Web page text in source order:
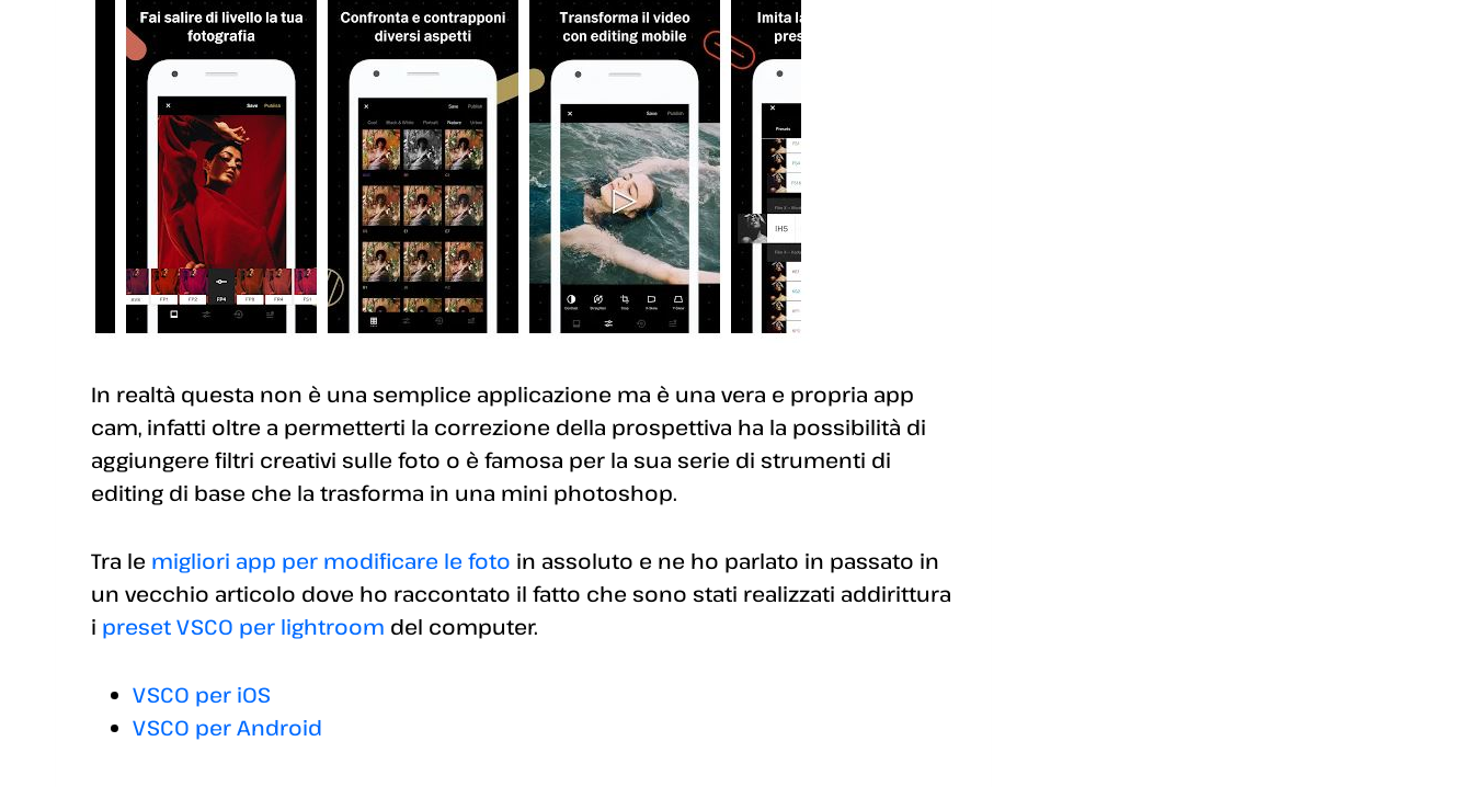
In realtà questa non è una semplice applicazione ma è una vera e propria app
cam, infatti oltre a permetterti la correzione della prospettiva ha la possibilità di
aggiungere filtri creativi sulle foto o è famosa per la sua serie di strumenti di
editing di base che la trasforma in una mini photoshop.
Tra le migliori app per modificare le foto in assoluto e ne ho parlato in passato in
un vecchio articolo dove ho raccontato il fatto che sono stati realizzati addirittura
i preset VSCO per lightroom del computer.
VSCO per iOS
VSCO per Android